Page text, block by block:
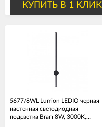
КУПИТЬ В 1 КЛИК
5677/8WL Lumion LEDIO черная
настенная светодиодная
подсветка Bram 8W, 3000K,